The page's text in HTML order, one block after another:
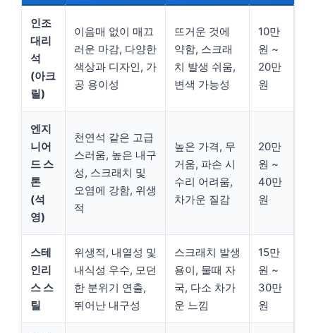
인조
대리
석
(아크
릴)
이음매 없이 매끄
러운 마감, 다양한
색상과 디자인, 가
공 용이성
뜨거운 것에
약함, 스크래
치 발생 쉬움,
변색 가능성
10만
원 ~
20만
원
엔지
니어
드 스
톤
(석
영)
천연석 같은 고급
스러움, 높은 내구
성, 스크래치 및
오염에 강함, 위생
적
높은 가격, 무
거움, 파손 시
수리 어려움,
차가운 질감
20만
원 ~
40만
원
스테
인리
스 스
틸
위생적, 내열성 및
내식성 우수, 모던
한 분위기 연출,
뛰어난 내구성
스크래치 발생
용이, 물때 자
국, 다소 차가
운 느낌
15만
원 ~
30만
원